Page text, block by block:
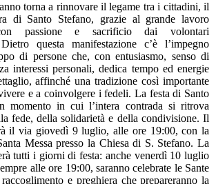
torna a rinnovare il legame tra i cittadini, il
di Santo Stefano, grazie al grande lavoro
passione e sacrificio dai volontari
questa manifestazione c’è l’impegno
di persone che, con entusiasmo, senso di
interessi personali, dedica tempo ed energie
affinché una tradizione così importante
e a coinvolgere i fedeli. La festa di Santo
momento in cui l’intera contrada si ritrova
fede, della solidarietà e della condivisione. Il
il via giovedì 9 luglio, alle ore 19:00, con la
Messa presso la Chiesa di S. Stefano. La
tutti i giorni di festa: anche venerdì 10 luglio
alle ore 19:00, saranno celebrate le Sante
e preghiera che prepareranno la